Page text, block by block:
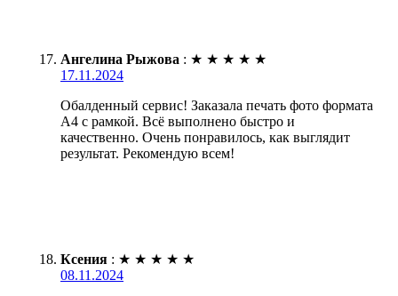
Ангелина Рыжова : ★ ★ ★ ★ ★
17.11.2024
Обалденный сервис! Заказала печать фото формата
А4 с рамкой. Всё выполнено быстро и
качественно. Очень понравилось, как выглядит
результат. Рекомендую всем!
Ксения : ★ ★ ★ ★ ★
08.11.2024